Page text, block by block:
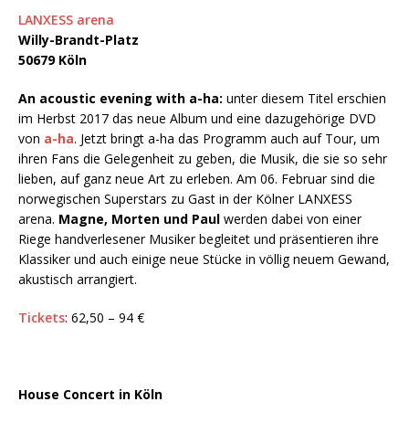
LANXESS arena
Willy-Brandt-Platz
50679 Köln
An acoustic evening with a-ha: unter diesem Titel erschien
im Herbst 2017 das neue Album und eine dazugehörige DVD
von a-ha. Jetzt bringt a-ha das Programm auch auf Tour, um
ihren Fans die Gelegenheit zu geben, die Musik, die sie so sehr
lieben, auf ganz neue Art zu erleben. Am 06. Februar sind die
norwegischen Superstars zu Gast in der Kölner LANXESS
arena. Magne, Morten und Paul werden dabei von einer
Riege handverlesener Musiker begleitet und präsentieren ihre
Klassiker und auch einige neue Stücke in völlig neuem Gewand,
akustisch arrangiert.
Tickets: 62,50 – 94 €
House Concert in Köln